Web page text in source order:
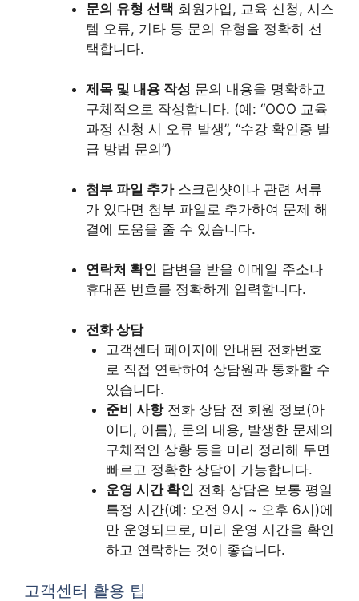
문의 유형 선택 회원가입, 교육 신청, 시스
템 오류, 기타 등 문의 유형을 정확히 선
택합니다.
제목 및 내용 작성 문의 내용을 명확하고
구체적으로 작성합니다. (예: “OOO 교육
과정 신청 시 오류 발생”, “수강 확인증 발
급 방법 문의”)
첨부 파일 추가스크린샷이나 관련 서류
가 있다면 첨부 파일로 추가하여 문제 해
결에 도움을 줄 수 있습니다.
연락처 확인 답변을 받을 이메일 주소나
휴대폰 번호를 정확하게 입력합니다.
전화 상담
고객센터 페이지에 안내된 전화번호
로 직접 연락하여 상담원과 통화할 수
있습니다.
준비 사항전화 상담 전 회원 정보(아
이디, 이름), 문의 내용, 발생한 문제의
구체적인 상황 등을 미리 정리해 두면
빠르고 정확한 상담이 가능합니다.
운영 시간 확인 전화 상담은 보통 평일
특정 시간(예: 오전 9시 ~ 오후 6시)에
만 운영되므로, 미리 운영 시간을 확인
하고 연락하는 것이 좋습니다.
고객센터 활용 팁